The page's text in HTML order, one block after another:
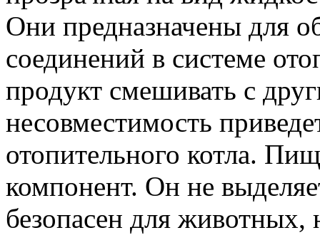
Они предназначены для
соединений в системе
продукт смешивать с
несовместимость
отопительного котла.
компонент. Он не
безопасен для